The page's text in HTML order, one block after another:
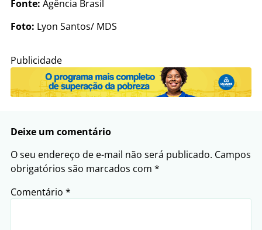
Fonte: Agência Brasil
Foto: Lyon Santos/ MDS
Publicidade
Deixe um comentário
O seu endereço de e-mail não será publicado. Campos
obrigatórios são marcados com *
Comentário *